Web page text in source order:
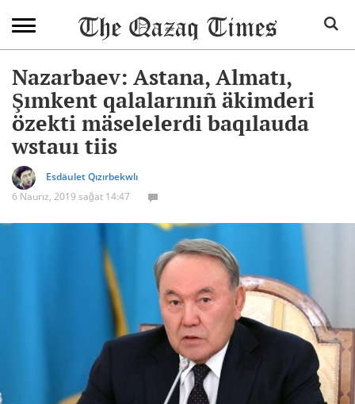
Nazarbaev: Astana, Almatı,
Şımkent qalalarınıñ äkimderi
özekti mäselelerdi baqılauda
wstauı tiis
Esdäulet Qızırbekwlı
6 Naurız, 2019 sağat 14:47